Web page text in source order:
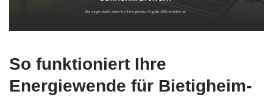
So funktioniert Ihre
Energiewende für Bietigheim-